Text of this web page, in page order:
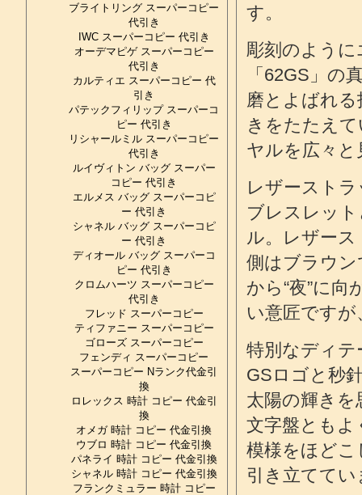
す。
彫刻のよう
「62GS」の
磨とよばれ
きをたたえ
ヤルを広々
レザースト
ブレスレッ
ル。レザー
側はブラウ
から“夜”に
い意匠です
特別なディ
GSロゴと秒
太陽の輝き
文字盤ともよ
模様をほど
引き立ててい
ブライトリング スーパーコピー
代引き
IWC スーパーコピー 代引き
オーデマピゲ スーパーコピー
代引き
カルティエ スーパーコピー 代
引き
パテックフィリップ スーパーコ
ピー 代引き
リシャールミル スーパーコピー
代引き
ルイヴィトン バッグ スーパー
コピー 代引き
エルメス バッグ スーパーコピ
ー 代引き
シャネル バッグ スーパーコピ
ー 代引き
ディオール バッグ スーパーコ
ピー 代引き
クロムハーツ スーパーコピー
代引き
フレッド スーパーコピー
ティファニー スーパーコピー
ゴローズ スーパーコピー
フェンディ スーパーコピー
スーパーコピー Nランク代金引
換
ロレックス 時計 コピー 代金引
換
オメガ 時計 コピー 代金引換
ウブロ 時計 コピー 代金引換
パネライ 時計 コピー 代金引換
シャネル 時計 コピー 代金引換
フランクミュラー 時計 コピー